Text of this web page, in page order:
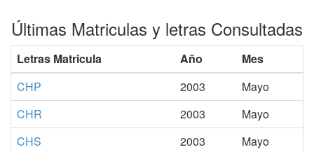
Últimas Matriculas y letras Consultadas
Letras Matricula Año
Mes
CHP
2003
Mayo
CHR
2003
Mayo
CHS
2003
Mayo